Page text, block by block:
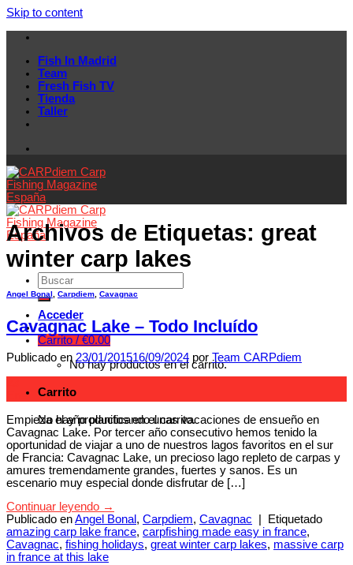
Skip to content
Fish In Madrid
Team
Fresh Fish TV
Tienda
Taller
Acceder
Carrito / €0.00
No hay productos en el carrito.
Carrito
No hay productos en el carrito.
Archivos de Etiquetas: great
winter carp lakes
Angel Bonal , Carpdiem, Cavagnac
Cavagnac Lake – Todo Incluído
Publicado en 23/01/201516/09/2024 por Team CARPdiem
Ene
Empieza el año planificando unas vacaciones de ensueño en
Cavagnac Lake. Por tercer año consecutivo hemos tenido la
oportunidad de viajar a uno de nuestros lagos favoritos en el sur
de Francia: Cavagnac Lake, un precioso lago repleto de carpas y
amures tremendamente grandes, fuertes y sanos. Es un
escenario muy especial donde disfrutar de […]
Continuar leyendo →
Publicado enAngel Bonal, Carpdiem, Cavagnac
Etiquetado
amazing carp lake france, carpfishing made easy in france,
Cavagnac, fishing holidays, great winter carp lakes, massive carp
in france at this lake